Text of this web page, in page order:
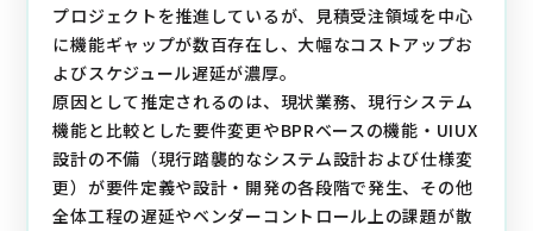
プロジェクトを推進しているが、見積受注領域を中心
に機能ギャップが数百存在し、大幅なコストアップお
よびスケジュール遅延が濃厚。
原因として推定されるのは、現状業務、現行システム
機能と比較とした要件変更やBPRベースの機能・UIUX
設計の不備（現行踏襲的なシステム設計および仕様変
更）が要件定義や設計・開発の各段階で発生、その他
全体工程の遅延やベンダーコントロール上の課題が散